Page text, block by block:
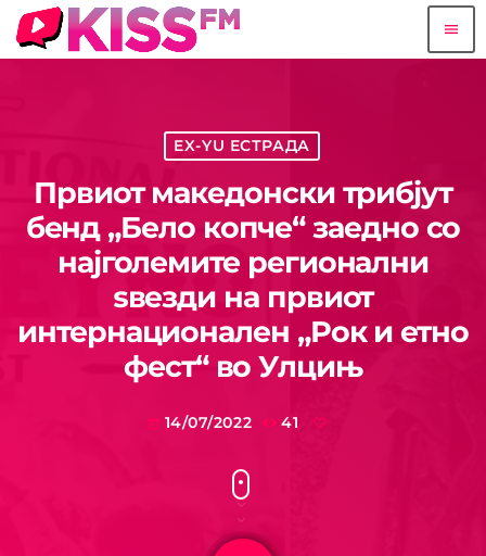
menu
EX-YU ЕСТРАДА
Првиот македонски трибјут
бенд „Бело копче“ заедно со
најголемите регионални
ѕвезди на првиот
интернационален „Рок и етно
фест“ во Улцињ
today 14/07/2022 41